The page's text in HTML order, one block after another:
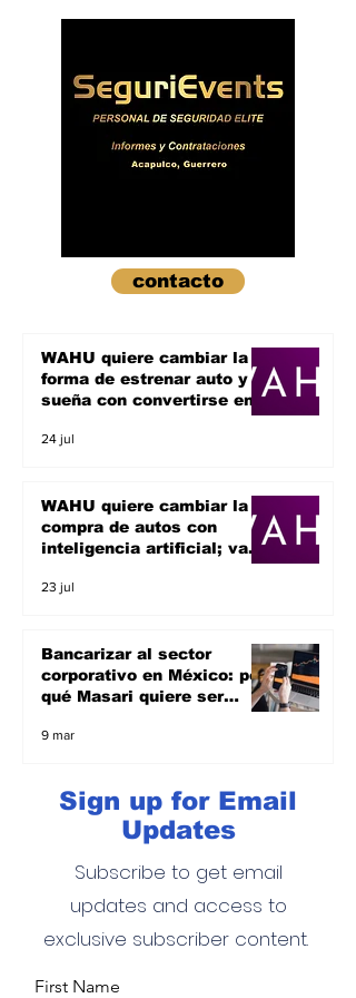
contacto
WAHU quiere cambiar la
forma de estrenar auto y
sueña con convertirse en
24 jul
WAHU quiere cambiar la
compra de autos con
inteligencia artificial; va
unicornio
23 jul
Bancarizar al sector
corporativo en México: por
qué Masari quiere ser
empresas
9 mar
Sign up for Email
Updates
Subscribe to get email
updates and access to
exclusive subscriber content.
First Name